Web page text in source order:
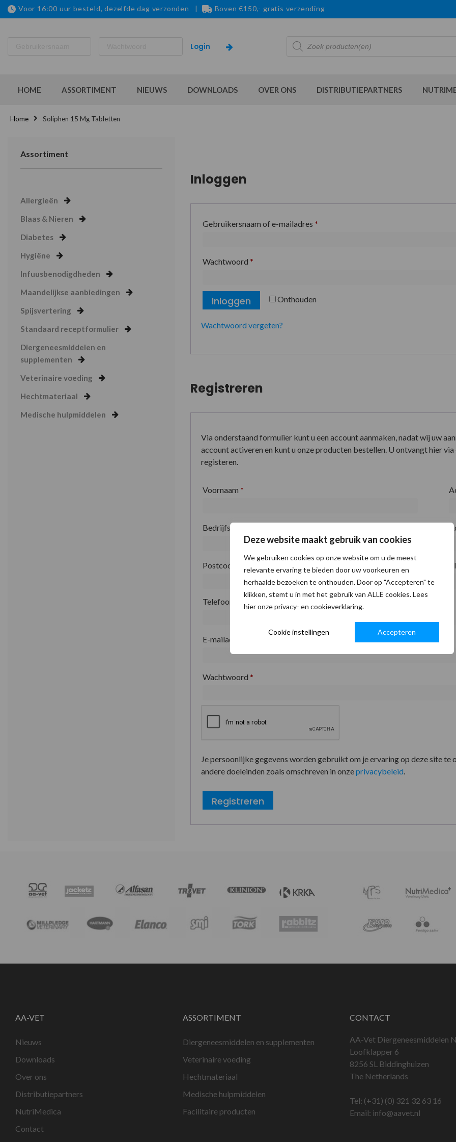
Deze website maakt gebruik van cookies
We gebruiken cookies op onze website om u de meest
relevante ervaring te bieden door uw voorkeuren en
herhaalde bezoeken te onthouden. Door op "Accepteren" te
klikken, stemt u in met het gebruik van ALLE cookies. Lees
hier onze privacy- en cookieverklaring.
Cookie instellingen Accepteren
Voor 16:00 uur besteld, dezelfde dag verzonden | Boven €150,- gratis verzending
Producten
zoeken
HOME ASSORTIMENT NIEUWS DOWNLOADS OVER ONS DISTRIBUTIEPARTNERS
Home Soliphen 15 Mg Tabletten
Assortiment
Allergieën
Blaas & Nieren
Diabetes
Hygiëne
Infuusbenodigdheden
Maandelijkse aanbiedingen
Spijsvertering
Standaard receptformulier
Diergeneesmiddelen en
supplementen
Veterinaire voeding
Hechtmateriaal
Medische hulpmiddelen
Inloggen
Gebruikersnaam of e-mailadres *
Wachtwoord *
Onthouden
Inloggen
Wachtwoord vergeten?
Registreren
Via onderstaand formulier kunt u een account aanmaken, nadat wij uw
account activeren en kunt u onze producten bestellen. U ontvangt hier
registeren.
Voornaam *
Bedrijfsnaam
Postcode
Telefoon
E-mailadres
Wachtwoord *
Je persoonlijke gegevens worden gebruikt om je ervaring op deze site
andere doeleinden zoals omschreven in onzeprivacybeleid
Registreren
AA-VET
Nieuws
Downloads
Over ons
Distributiepartners
NutriMedica
Contact
ASSORTIMENT
Diergeneesmiddelen en supplementen
Veterinaire voeding
Hechtmateriaal
Medische hulpmiddelen
Facilitaire producten
CONTACT
AA-Vet Diergeneesmiddelen
Loofklapper 6
8256 SL Biddinghuizen
The Netherlands
Tel: (+31) (0) 321 32 63 16
Email: info@aavet.nl